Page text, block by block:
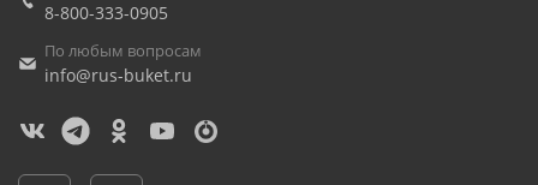
8-800-333-0905
По любым вопросам
info@rus-buket.ru